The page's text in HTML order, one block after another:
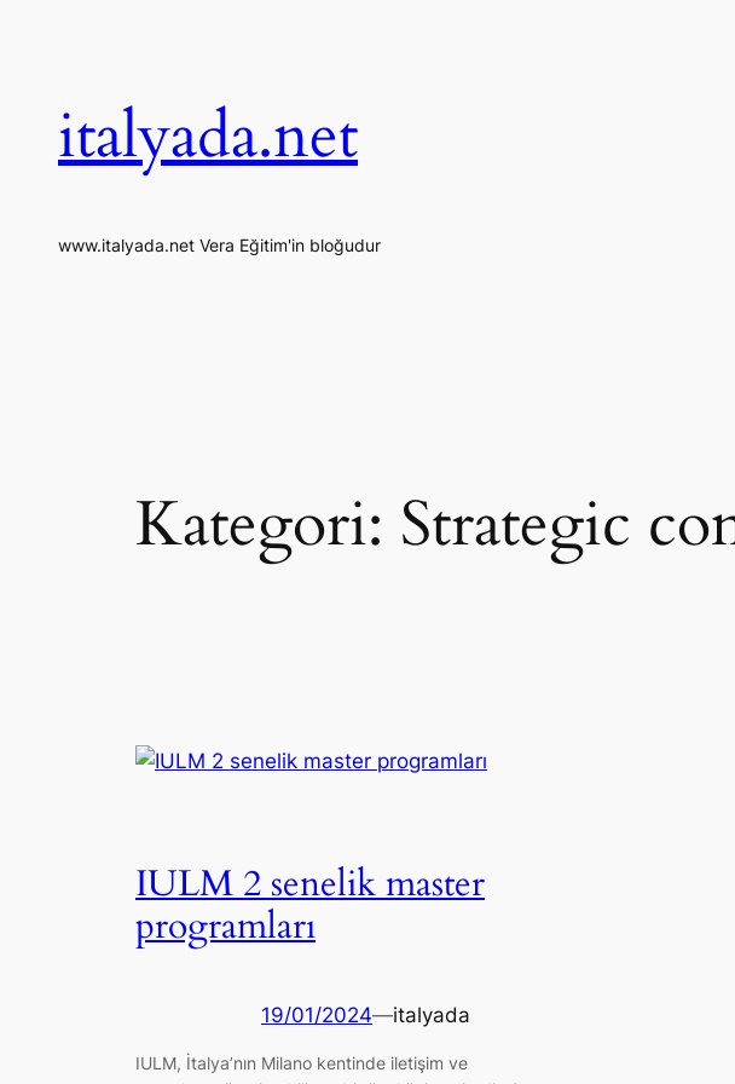
italyada.net
www.italyada.net Vera Eğitim'in bloğudur
Kategori: Strategic
IULM 2 senelik master
programları
19/01/2024—italyada
IULM, İtalya’nın Milano kentinde iletişim ve